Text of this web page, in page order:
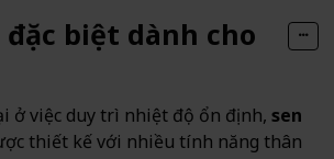
biệt dành cho
ở việc duy trì nhiệt độ ổn định, sen
thiết kế với nhiều tính năng thân